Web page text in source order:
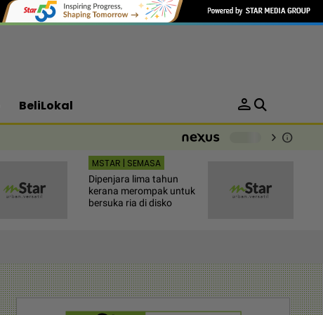
BeliLokal person
chevron_right info
MSTAR | SEMASA
Dipenjara lima tahun
kerana merompak untuk
bersuka ria di disko